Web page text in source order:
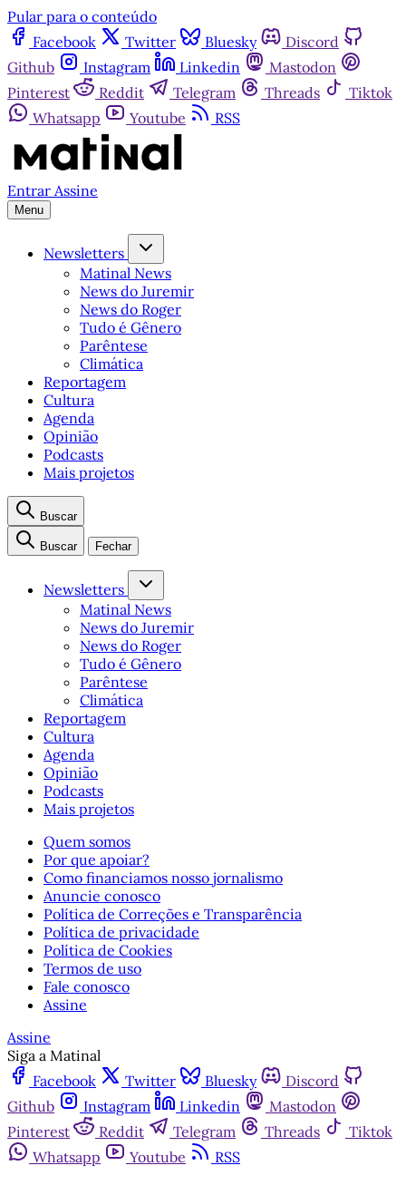
Pular para o conteúdo
Facebook
Twitter Bluesky
Discord
Github
Instagram Linkedin
Mastodon
Pinterest
Reddit Telegram Threads
Tiktok
Whatsapp
Youtube RSS
Entrar Assine
Menu
Newsletters
Matinal News
News do Juremir
News do Roger
Tudo é Gênero
Parêntese
Climática
Reportagem
Cultura
Agenda
Opinião
Podcasts
Mais projetos
Buscar
Buscar Fechar
Newsletters
Matinal News
News do Juremir
News do Roger
Tudo é Gênero
Parêntese
Climática
Reportagem
Cultura
Agenda
Opinião
Podcasts
Mais projetos
Quem somos
Por que apoiar?
Como financiamos nosso jornalismo
Anuncie conosco
Política de Correções e Transparência
Política de privacidade
Política de Cookies
Termos de uso
Fale conosco
Assine
Assine
Siga a Matinal
Facebook
Twitter Bluesky
Discord
Github
Instagram Linkedin
Mastodon
Pinterest
Reddit Telegram Threads
Tiktok
Whatsapp
Youtube RSS